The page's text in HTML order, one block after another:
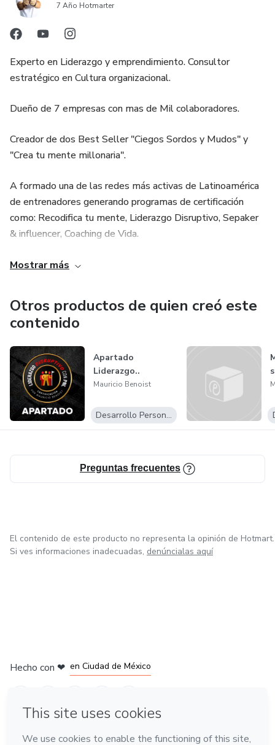
Comunidad de Másteres:
apalancamiento para un crecimiento profesional, con
acompañamiento de presidentes en más de 15 países y 5
Una familia enfocada
7 Año Hotmarter
Experto en Liderazgo y emprendimiento. Consultor
estratégico en Cultura organizacional.
Dueño de 7 empresas con mas de Mil colaboradores.
Creador de dos Best Seller "Ciegos Sordos y Mudos" y
"Crea tu mente millonaria".
A formado una de las redes más activas de Latinoamérica
de entrenadores generando programas de certificación
como: Recodifica tu mente, Liderazgo Disruptivo, Sepaker
& influencer, Coaching de Vida.
En 2018 recibio un Doctorado Honoris Causa
liderazgo enfocado en el emprendimiento en latinoamerica.
Mas 3 millones de seguidores en sus redes sociales.
Ha formado MB Consultores una de las empresas de
mayor facturación de Latinoamérica.
Mostrar más
Otros productos de quien creó este
contenido
Apartado
Liderazgo..
Mauricio Benoist
Desarrollo Personal
Preguntas frecuentes
El contenido de este producto no representa la opinión de Hotmart.
Si ves informaciones inadecuadas, denúncialas aquí
Hecho con ❤ en Ciudad de México
Conoce Hotmart